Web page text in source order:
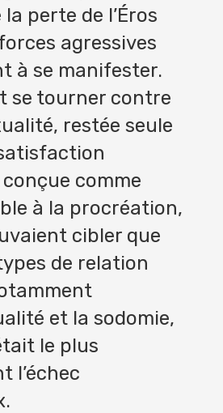
perte de l’Éros
agressives
à se manifester.
se tourner contre
restée seule
comme
à la procréation,
cibler que
de relation
et la sodomie,
le plus
l’échec